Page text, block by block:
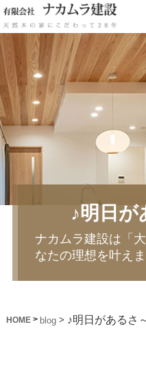
♪明日が
ナカムラ建設は「
なたの理想を叶えま
HOME> blog> ♪明日があるさ